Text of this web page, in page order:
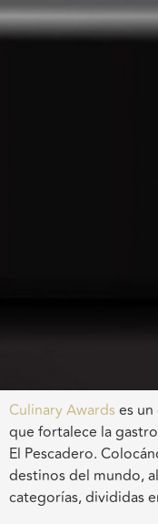
Culinary Awards es
que fortalece la
El Pescadero.
destinos del mundo,
categorías, divididas